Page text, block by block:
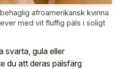
afroamerikansk kvinna
med vit fluffig päls i soligt
svarta, gula eller
du att deras pälsfärg